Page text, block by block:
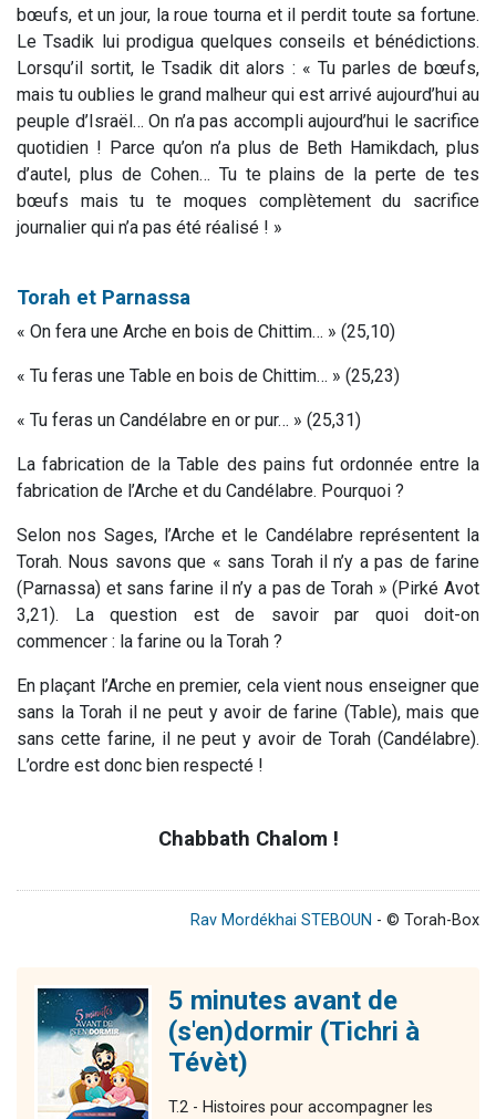
bœufs, et un jour, la roue tourna et il perdit toute sa fortune.
Le Tsadik lui prodigua quelques conseils et bénédictions.
Lorsqu’il sortit, le Tsadik dit alors : « Tu parles de bœufs,
mais tu oublies le grand malheur qui est arrivé aujourd’hui au
peuple d’Israël… On n’a pas accompli aujourd’hui le sacrifice
quotidien ! Parce qu’on n’a plus de Beth Hamikdach, plus
d’autel, plus de Cohen… Tu te plains de la perte de tes
bœufs mais tu te moques complètement du sacrifice
journalier qui n’a pas été réalisé ! »
Torah et Parnassa
« On fera une Arche en bois de Chittim… » (25,10)
« Tu feras une Table en bois de Chittim… » (25,23)
« Tu feras un Candélabre en or pur… » (25,31)
La fabrication de la Table des pains fut ordonnée entre la
fabrication de l’Arche et du Candélabre. Pourquoi ?
Selon nos Sages, l’Arche et le Candélabre représentent la
Torah. Nous savons que « sans Torah il n’y a pas de farine
(Parnassa) et sans farine il n’y a pas de Torah » (Pirké Avot
3,21). La question est de savoir par quoi doit-on
commencer : la farine ou la Torah ?
En plaçant l’Archeen premier, cela vient nous enseigner que
sans la Torah il ne peut y avoir de farine (Table), mais que
sans cette farine, il ne peut y avoir de Torah (Candélabre).
L’ordre est donc bien respecté !
Chabbath Chalom !
Rav Mordékhai STEBOUN - © Torah-Box
5 minutes avant de
(s'en)dormir (Tichri à
Tévèt)
T.2 - Histoires pour accompagner les